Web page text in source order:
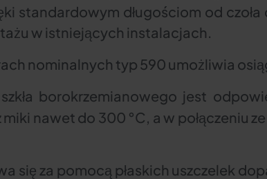
standardowym długościom od czoła
w istniejących instalacjach.
nominalnych typ 590 umożliwia
borokrzemianowego jest
nawet do 300 °C, a w połączeniu
się za pomocą płaskich uszczelek